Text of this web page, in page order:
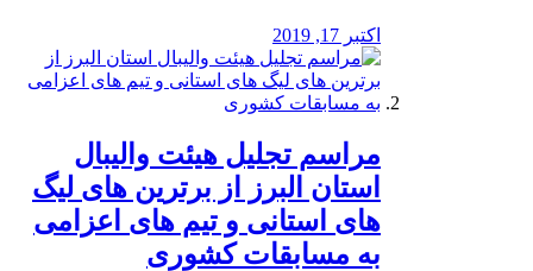
اکتبر 17, 2019
مراسم تجلیل هیئت والیبال
استان البرز از برترین های لیگ
های استانی و تیم های اعزامی
به مسابقات کشوری